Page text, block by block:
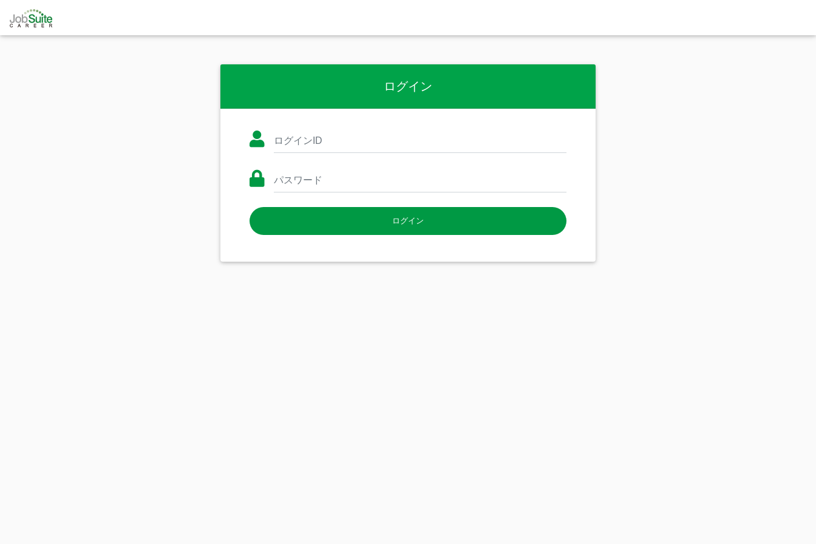
ログイン
ログイン